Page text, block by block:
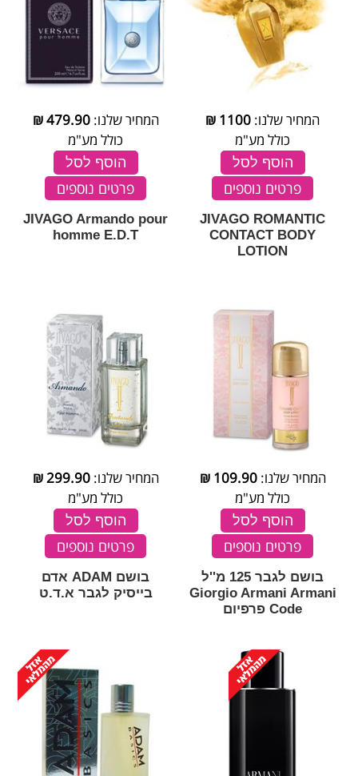
המחיר שלנו: 1100
₪
כולל מע"מ
הוסף לסל
פרטים נוספים
המחיר שלנו:479.90
₪
כולל מע"מ
הוסף לסל
פרטים נוספים
JIVAGO ROMANTIC
CONTACT BODY
LOTION
המחיר שלנו:109.90
₪
כולל מע"מ
הוסף לסל
פרטים נוספים
JIVAGO Armando pour
homme E.D.T
המחיר שלנו:299.90
₪
כולל מע"מ
הוסף לסל
פרטים נוספים
בושם לגבר 125 מ''ל
Giorgio Armani Armani
Code פרפיום
בושם ADAM אדם
בייסיק לגבר א.ד.ט